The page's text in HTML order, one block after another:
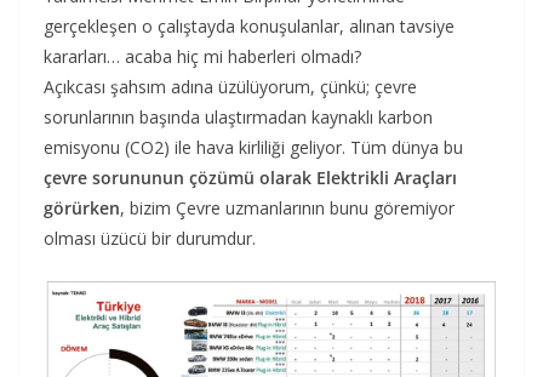
gerçekleşen o çalıştayda konuşulanlar, alınan tavsiye
kararları… acaba hiç mi haberleri olmadı?
Açıkcası şahsım adına üzülüyorum, çünkü; çevre
sorunlarının başında ulaştırmadan kaynaklı karbon
emisyonu (CO2) ile hava kirliliği geliyor. Tüm dünya bu
çevre sorununun çözümü olarak Elektrikli Araçları
görürken, bizim Çevre uzmanlarının bunu göremiyor
olması üzücü bir durumdur.